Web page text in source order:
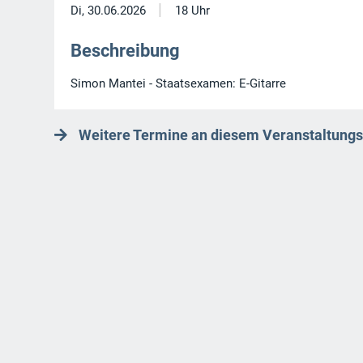
Di, 30.06.2026 | 18 Uhr
Beschreibung
Simon Mantei - Staatsexamen: E-Gitarre
Weitere Termine an diesem